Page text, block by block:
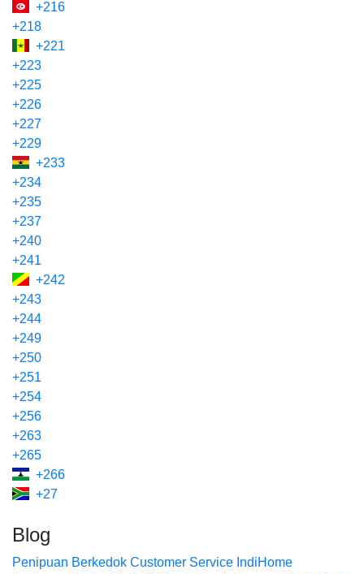
+216
+218
+221
+223
+225
+226
+227
+229
+233
+234
+235
+237
+240
+241
+242
+243
+244
+249
+250
+251
+254
+256
+263
+265
+266
+27
Blog
Penipuan Berkedok Customer Service IndiHome